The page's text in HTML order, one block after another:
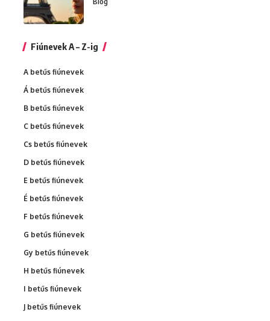
Fiúnevek A – Z-ig
A betűs fiúnevek
Á betűs fiúnevek
B betűs fiúnevek
C betűs fiúnevek
Cs betűs fiúnevek
D betűs fiúnevek
E betűs fiúnevek
É betűs fiúnevek
F betűs fiúnevek
G betűs fiúnevek
Gy betűs fiúnevek
H betűs fiúnevek
I betűs fiúnevek
J betűs fiúnevek